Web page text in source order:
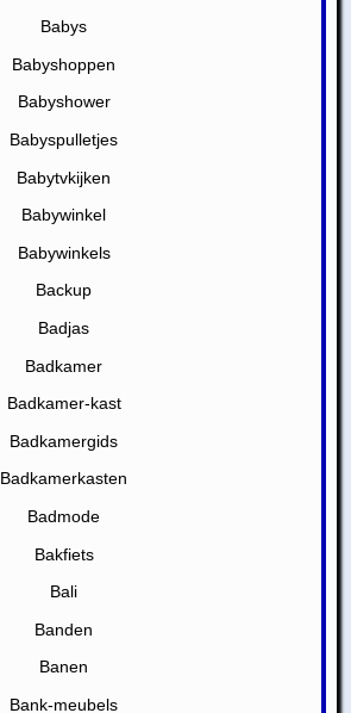
Babys
Babyshoppen
Babyshower
Babyspulletjes
Babytvkijken
Babywinkel
Babywinkels
Backup
Badjas
Badkamer
Badkamer-kast
Badkamergids
Badkamerkasten
Badmode
Bakfiets
Bali
Banden
Banen
Bank-meubels